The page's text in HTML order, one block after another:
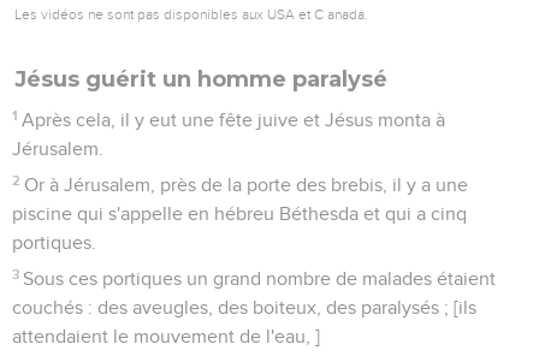
Les vidéos ne sont pas disponibles aux USA et C anada.
Jésus guérit un homme paralysé
1 Après cela, il y eut une fête juive et Jésus monta à
Jérusalem.
2 Or à Jérusalem, près de la porte des brebis, il y a une
piscine qui s'appelle en hébreu Béthesda et qui a cinq
portiques.
3 Sous ces portiques un grand nombre de malades étaient
couchés : des aveugles, des boiteux, des paralysés ; [ils
attendaient le mouvement de l'eau, ]